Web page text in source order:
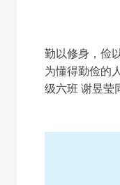
勤以修身，俭
为懂得勤俭的
级六班 谢昱莹